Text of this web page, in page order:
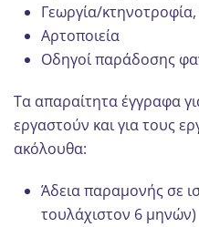
Γεωργία/κτηνοτροφία,
Αρτοποιεία
Οδηγοί παράδοσης
Τα απαραίτητα έγγραφα
εργαστούν και για τους
ακόλουθα:
Άδεια παραμονής σε
τουλάχιστον 6 μηνών)